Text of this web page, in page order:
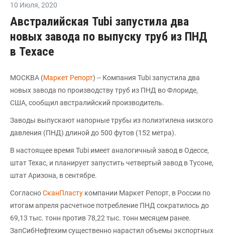
10 Июля, 2020
Австралийская Tubi запустила два
новых завода по выпуску труб из ПНД
в Техасе
МОСКВА (Маркет Репорт) -- Компания Tubi запустила два
новых завода по производству труб из ПНД во Флориде,
США, сообщил австралийский производитель.
Заводы выпускают напорные трубы из полиэтилена низкого
давления (ПНД) длиной до 500 футов (152 метра).
В настоящее время Tubi имеет аналогичный завод в Одессе,
штат Техас, и планирует запустить четвертый завод в Тусоне,
штат Аризона, в сентябре.
СогласноСканПласту компании Маркет Репорт, в России по
итогам апреля расчетное потребление ПНД сократилось до
69,13 тыс. тонн против 78,22 тыс. тонн месяцем ранее.
ЗапСибНефтехим существенно нарастил объемы экспортных